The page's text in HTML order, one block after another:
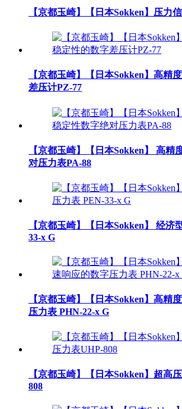
【京都玉崎】【日本Sokken】压力
【京都玉崎】【日本Sokken】高精
差压计PZ-77
【京都玉崎】【日本Sokken】 高精
对压力表PA-88
【京都玉崎】【日本Sokken】 经济
33-x G
【京都玉崎】【日本Sokken】高精
压力表 PHN-22-x G
【京都玉崎】【日本Sokken】超高
808